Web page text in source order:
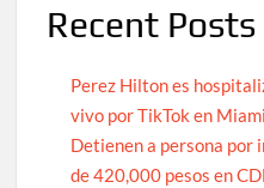
Recent Posts
Perez Hilton es
vivo por TikTok en Miami
Detienen a persona por
de 420,000 pesos en